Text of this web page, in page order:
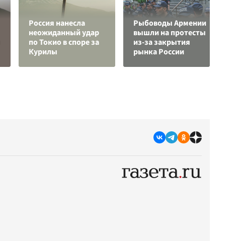
Россия нанесла
неожиданный удар
по Токио в споре за
Курилы
Рыбоводы Армении
вышли на протесты
из-за закрытия
рынка России